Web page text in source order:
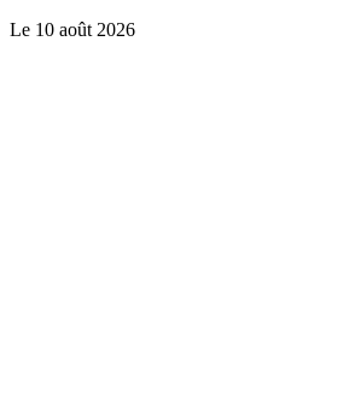
Le 10 août 2026